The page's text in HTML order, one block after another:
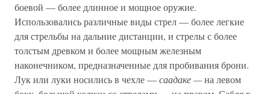
боевой — более длинное и мощное оружие.
Использовались различные виды стрел — более легкие
для стрельбы на дальние дистанции, и стрелы с более
толстым древком и более мощным железным
наконечником, предназначенные для пробивания брони.
Лук или луки носились в чехле —саадаке —на левом